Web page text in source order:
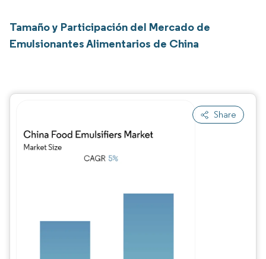
Tamaño y Participación del Mercado de
Emulsionantes Alimentarios de China
Share